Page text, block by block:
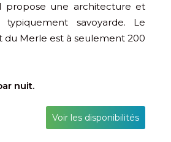
propose une architecture et
savoyarde. Le
du Merle est à seulement 200
nuit.
Voir les disponibilités